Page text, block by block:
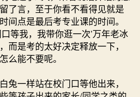
了言，至于你看不看得见就是
间点是最后考专业课的时间。
等我，我带你逛一次’万年老冰
而是考的太好决定释放一下，
么能不要呢。
兔一样站在校门口等他出来，